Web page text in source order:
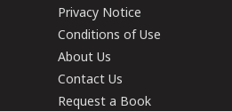
Privacy Notice
Conditions of Use
About Us
Contact Us
Request a Book